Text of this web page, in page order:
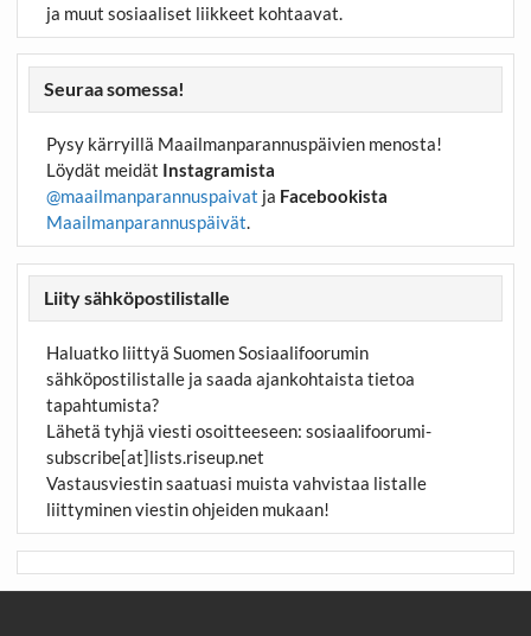
ja muut sosiaaliset liikkeet kohtaavat.
Seuraa somessa!
Pysy kärryillä Maailmanparannuspäivien menosta!
Löydät meidät Instagramista
@maailmanparannuspaivat ja Facebookista
Maailmanparannuspäivät.
Liity sähköpostilistalle
Haluatko liittyä Suomen Sosiaalifoorumin
sähköpostilistalle ja saada ajankohtaista tietoa
tapahtumista?
Lähetä tyhjä viesti osoitteeseen: sosiaalifoorumi-
subscribe[at]lists.riseup.net
Vastausviestin saatuasi muista vahvistaa listalle
liittyminen viestin ohjeiden mukaan!